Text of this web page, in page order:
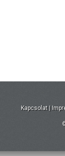
Kapcsolat |